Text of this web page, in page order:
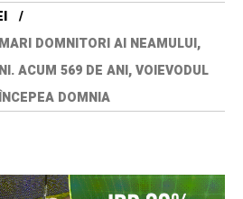
DOMNITORI AI NEAMULUI,
ACUM 569 DE ANI, VOIEVODUL
DOMNIA